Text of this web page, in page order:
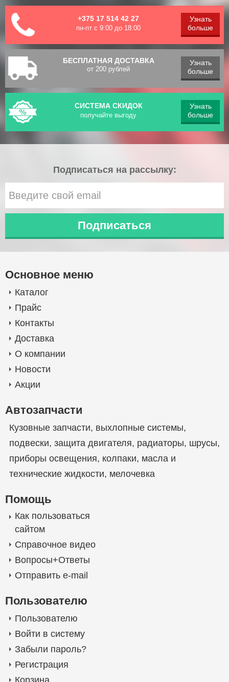
+375 17 514 42 27
пн-пт с 9:00 до 18:00
Узнать
больше
БЕСПЛАТНАЯ ДОСТАВКА
от 200 рублей
Узнать
больше
СИСТЕМА СКИДОК
получайте выгоду
Узнать
больше
Подписаться на рассылку:
Основное меню
Каталог
Прайс
Контакты
Доставка
О компании
Новости
Акции
Автозапчасти
Кузовные запчасти, выхлопные системы,
подвески, защита двигателя, радиаторы, шрусы,
приборы освещения, колпаки, масла и
технические жидкости, мелочевка
Помощь
Как пользоваться
сайтом
Справочное видео
Вопросы+Ответы
Отправить e-mail
Пользователю
Пользователю
Войти в систему
Забыли пароль?
Регистрация
Корзина